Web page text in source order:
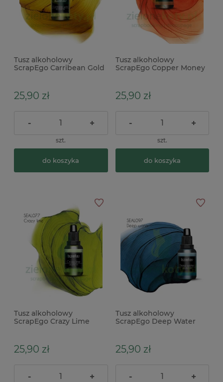
Tusz alkoholowy
ScrapEgo Carribean Gold
25,90 zł
- +
szt.
do koszyka
Tusz alkoholowy
ScrapEgo Copper Money
25,90 zł
- +
szt.
do koszyka
Tusz alkoholowy
ScrapEgo Crazy Lime
25,90 zł
- +
Tusz alkoholowy
ScrapEgo Deep Water
25,90 zł
- +